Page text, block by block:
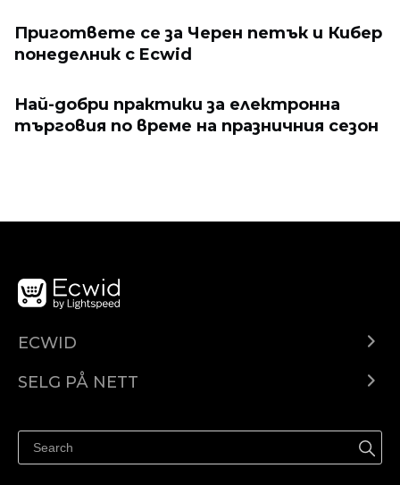
Пригответе се за Черен петък и Кибер
понеделник с Ecwid
Най-добри практики за електронна
търговия по време на празничния сезон
ECWID
Pris
SELG PÅ NETT
Selg på Facebook
Selg på Instagram